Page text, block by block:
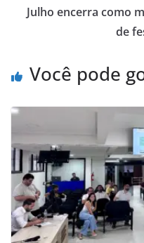
Julho encerra como
de
Você pode